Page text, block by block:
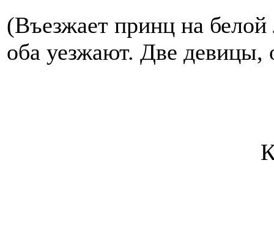
(Въезжает принц на
оба уезжают. Две девицы,